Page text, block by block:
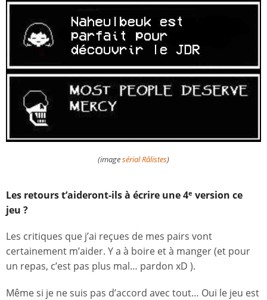
(imagesérial Râlistes)
Les retours t’aideront-ils à écrire une 4e version ce
jeu ?
Les critiques que j’ai reçues de mes pairs vont
certainement m’aider. Y a à boire et à manger (et pour
un repas, c’est pas plus mal… pardon xD ).
Même si je ne suis pas d’accord avec tout… Oui le jeu est